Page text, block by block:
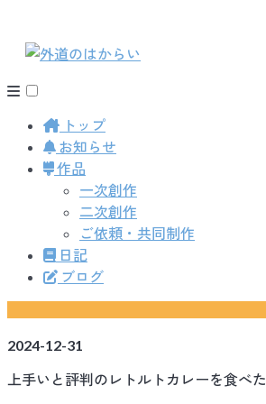
トップ
お知らせ
作品
一次創作
二次創作
ご依頼・共同制作
日記
ブログ
2024-12-31
上手いと評判のレトルトカレーを食べた